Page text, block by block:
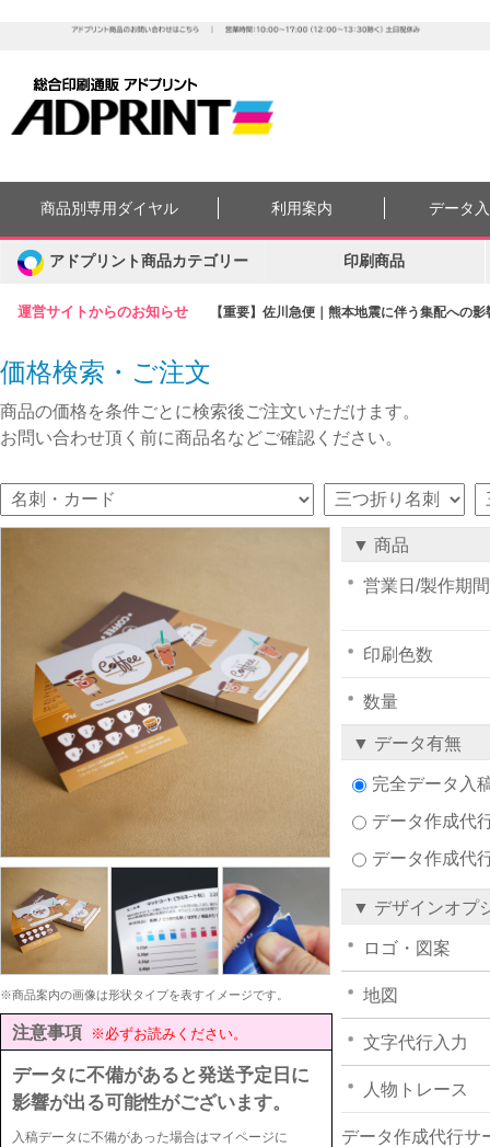
運営サイトからのお知らせ 【重要】佐川急便｜熊本地震に伴う集配への
商品別専用ダイヤル 利用案内 データ
アドプリント商品カテゴリー 印刷商品
価格検索・ご注文
商品の価格を条件ごとに検索後ご注文いただけます。
お問い合わせ頂く前に商品名などご確認ください。
※商品案内の画像は形状タイプを表すイメージです。
注意事項 ※必ずお読みください。
データに不備があると発送予定日に
影響が出る可能性がございます。
入稿データに不備があった場合はマイページに
▼ 商品
営業日/製作期間
印刷色数
数量
▼ データ有無
完全データ入
データ作成代
データ作成代
▼ デザインオプ
ロゴ・図案
地図
文字代行入力
人物トレース
データ作成代行サ